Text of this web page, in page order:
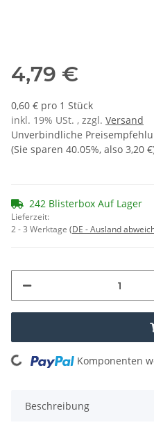
4,79 €
0,60 € pro 1 Stück
inkl. 19% USt. , zzgl. Versand
Unverbindliche
(Sie sparen 40.05%, also 3,20 €
242 Blisterbox Auf Lager
Lieferzeit:
2 - 3 Werktage (DE - Ausland
Komponenten
Beschreibung